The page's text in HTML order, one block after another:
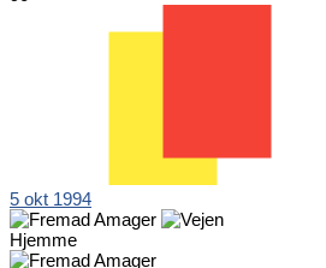
5 okt 1994
Hjemme